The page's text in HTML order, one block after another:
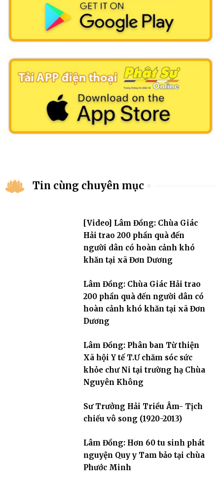
Tin cùng chuyên mục
[Video] Lâm Đồng: Chùa Giác
Hải trao 200 phần quà đến
người dân có hoàn cảnh khó
khăn tại xã Đơn Dương
Lâm Đồng: Chùa Giác Hải trao
200 phần quà đến người dân có
hoàn cảnh khó khăn tại xã Đơn
Dương
Lâm Đồng: Phân ban Từ thiện
Xã hội Y tế T.Ư chăm sóc sức
khỏe chư Ni tại trường hạ Chùa
Nguyên Không
Sư Trưởng Hải Triều Âm- Tịch
chiếu vô song (1920-2013)
Lâm Đồng: Hơn 60 tu sinh phát
nguyện Quy y Tam bảo tại chùa
Phước Minh